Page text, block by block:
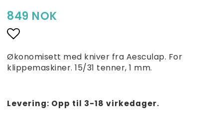
849 NOK
Add to list of favorites
Økonomisett med kniver fra Aesculap. For
klippemaskiner. 15/31 tenner, 1 mm.
Levering: Opp til 3-18 virkedager.